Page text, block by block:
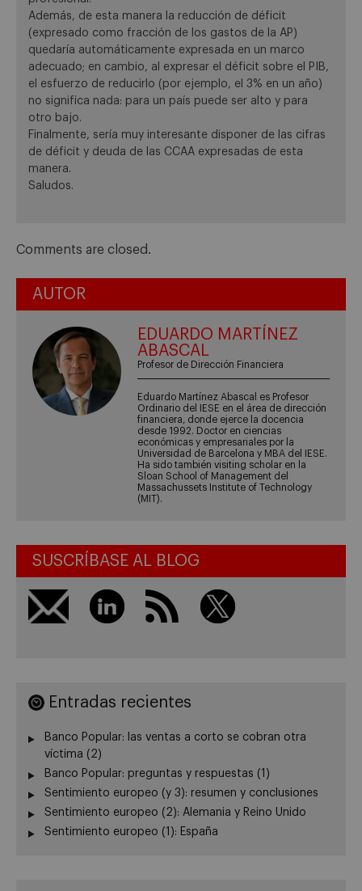
Además, de esta manera la reducción de déficit
(expresado como fracción de los gastos de la AP)
quedaría automáticamente expresada en un marco
adecuado; en cambio, al expresar el déficit sobre el PIB,
el esfuerzo de reducirlo (por ejemplo, el 3% en un año)
no significa nada: para un país puede ser alto y para
otro bajo.
Finalmente, sería muy interesante disponer de las cifras
de déficit y deuda de las CCAA expresadas de esta
manera.
Saludos.
Comments are closed.
AUTOR
EDUARDO MARTÍNEZ
ABASCAL
Profesor de Dirección Financiera
Eduardo Martínez Abascal es Profesor
Ordinario del IESE en el área de dirección
financiera, donde ejerce la docencia
desde 1992. Doctor en ciencias
económicas y empresariales por la
Universidad de Barcelona y MBA del IESE.
Ha sido también visiting scholar en la
Sloan School of Management del
Massachussets Institute of Technology
(MIT).
SUSCRÍBASE AL BLOG
Entradas recientes
Banco Popular: las ventas a corto se cobran otra
víctima (2)
Banco Popular: preguntas y respuestas (1)
Sentimiento europeo (y 3): resumen y conclusiones
Sentimiento europeo (2): Alemania y Reino Unido
Sentimiento europeo (1): España